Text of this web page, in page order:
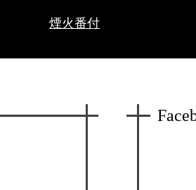
煙火番付